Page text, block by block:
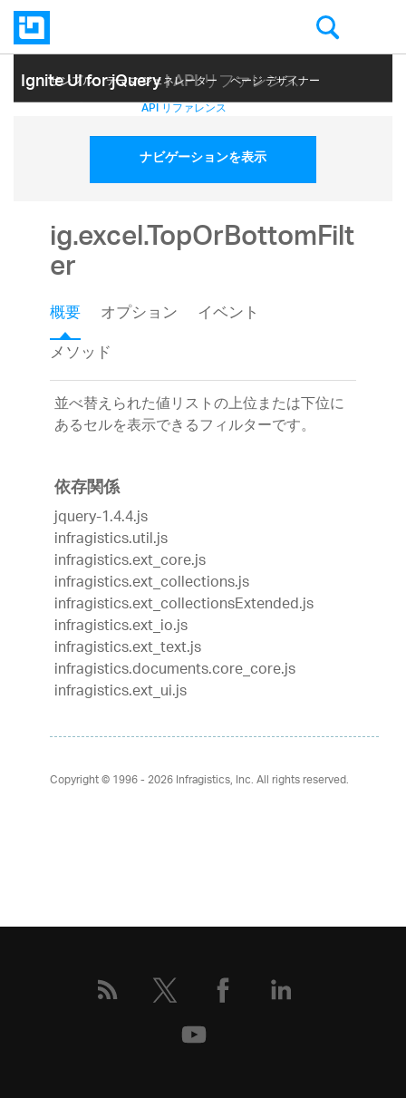
Ignite UI for jQuery| API リファレンス
サンプル テーマ ジェネレーター ページ デザイナー
ヘルプ トピック API リファレンス
ナビゲーションを表示
ig.excel.TopOrBottomFilt
er
概要 オプション
イベント
メソッド
並べ替えられた値リストの上位または下位に
あるセルを表示できるフィルターです。
依存関係
jquery-1.4.4.js
infragistics.util.js
infragistics.ext_core.js
infragistics.ext_collections.js
infragistics.ext_collectionsExtended.js
infragistics.ext_io.js
infragistics.ext_text.js
infragistics.documents.core_core.js
infragistics.ext_ui.js
Copyright © 1996 - 2026Infragistics, Inc. All rights reserved.